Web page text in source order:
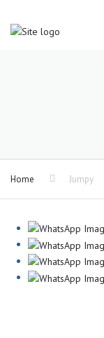
Home Jumpy